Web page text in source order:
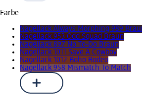
Farbe
Nagellack Always Morphing 989
Nagellack 953 Odd Squad Braun
Nagellack 897 No To-Do Braun
Nagellack 1011 Save A Cowboy
Nagellack 1012 Boho Rodeo
Nagellack 958 Mismatch To Match